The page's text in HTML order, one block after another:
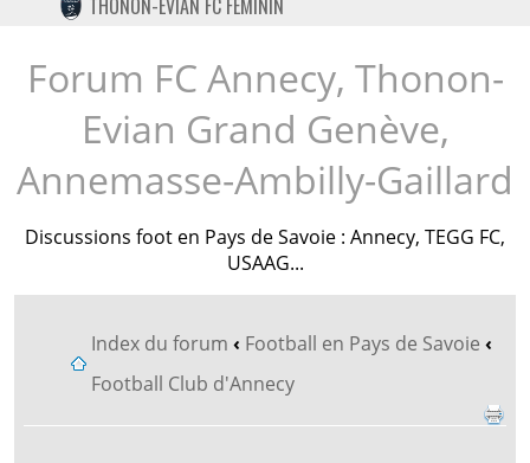
TWITTER
INSTAGRAM
THONON-EVIAN FC FÉMININ
Forum FC Annecy, Thonon-
Evian Grand Genève,
Annemasse-Ambilly-Gaillard
Discussions foot en Pays de Savoie : Annecy, TEGG FC,
USAAG...
Index du forum ‹ Football en Pays de Savoie ‹
Football Club d'Annecy